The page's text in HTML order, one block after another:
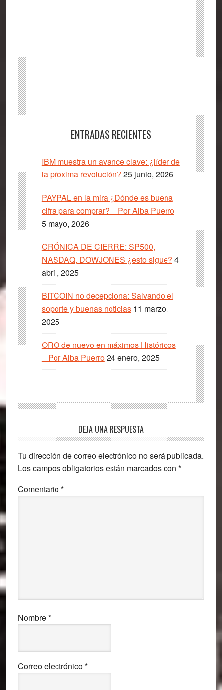
ENTRADAS RECIENTES
IBM muestra un avance clave: ¿líder de
la próxima revolución? 25 junio, 2026
PAYPAL en la mira ¿Dónde es buena
cifra para comprar? _ Por Alba Puerro
5 mayo, 2026
CRÓNICA DE CIERRE: SP500,
NASDAQ, DOWJONES ¿esto sigue? 4
abril, 2025
BITCOIN no decepciona: Salvando el
soporte y buenas noticias 11 marzo,
2025
ORO de nuevo en máximos Históricos
_ Por Alba Puerro24 enero, 2025
Interacciones
con
los
lectores
DEJA UNA RESPUESTA
Tu dirección de correo electrónico no será publicada.
Los campos obligatorios están marcados con *
Comentario*
Nombre*
Correo electrónico*